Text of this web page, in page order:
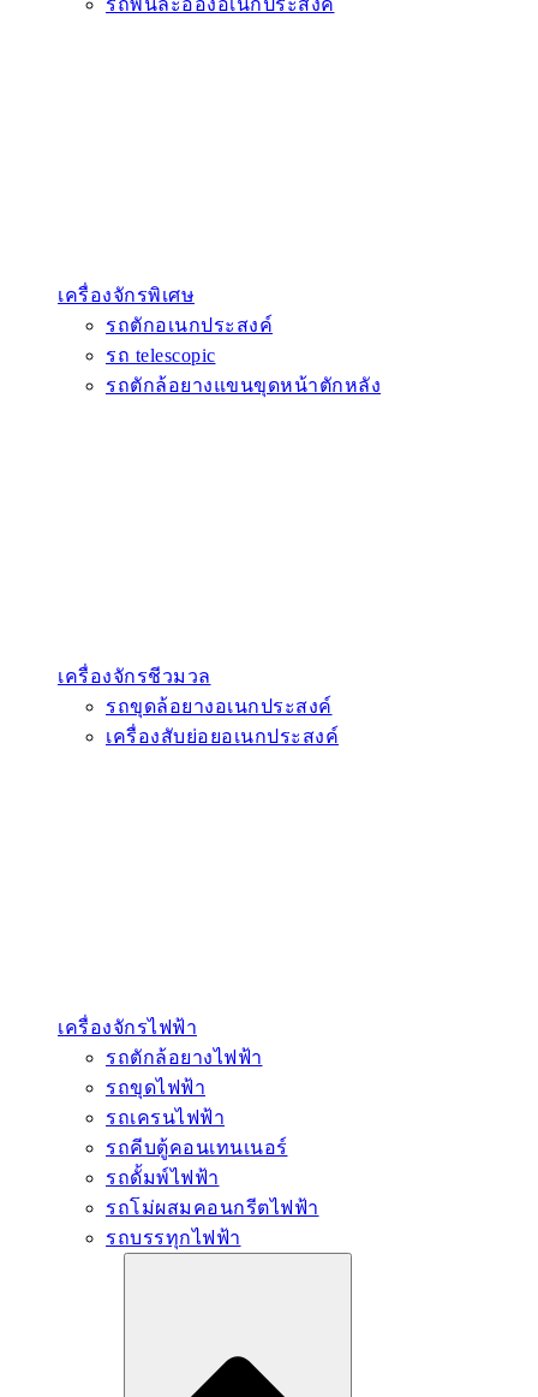
รถพ่นละอองอเนกประสงค์
เครื่องจักรพิเศษ
รถตักอเนกประสงค์
รถ telescopic
รถตักล้อยางแขนขุดหน้าตักหลัง
เครื่องจักรชีวมวล
รถขุดล้อยางอเนกประสงค์
เครื่องสับย่อยอเนกประสงค์
เครื่องจักรไฟฟ้า
รถตักล้อยางไฟฟ้า
รถขุดไฟฟ้า
รถเครนไฟฟ้า
รถคีบตู้คอนเทนเนอร์
รถดั้มพ์ไฟฟ้า
รถโม่ผสมคอนกรีตไฟฟ้า
รถบรรทุกไฟฟ้า